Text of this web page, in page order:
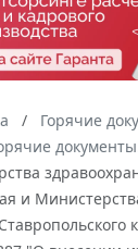
Горячие
и